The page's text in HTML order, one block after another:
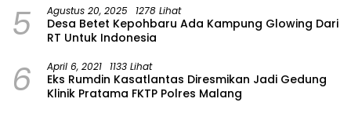
5 Agustus 20, 2025 1278 Lihat
Desa Betet Kepohbaru Ada Kampung Glowing Dari
RT Untuk Indonesia
6 April 6, 2021 1133 Lihat
Eks Rumdin Kasatlantas Diresmikan Jadi Gedung
Klinik Pratama FKTP Polres Malang